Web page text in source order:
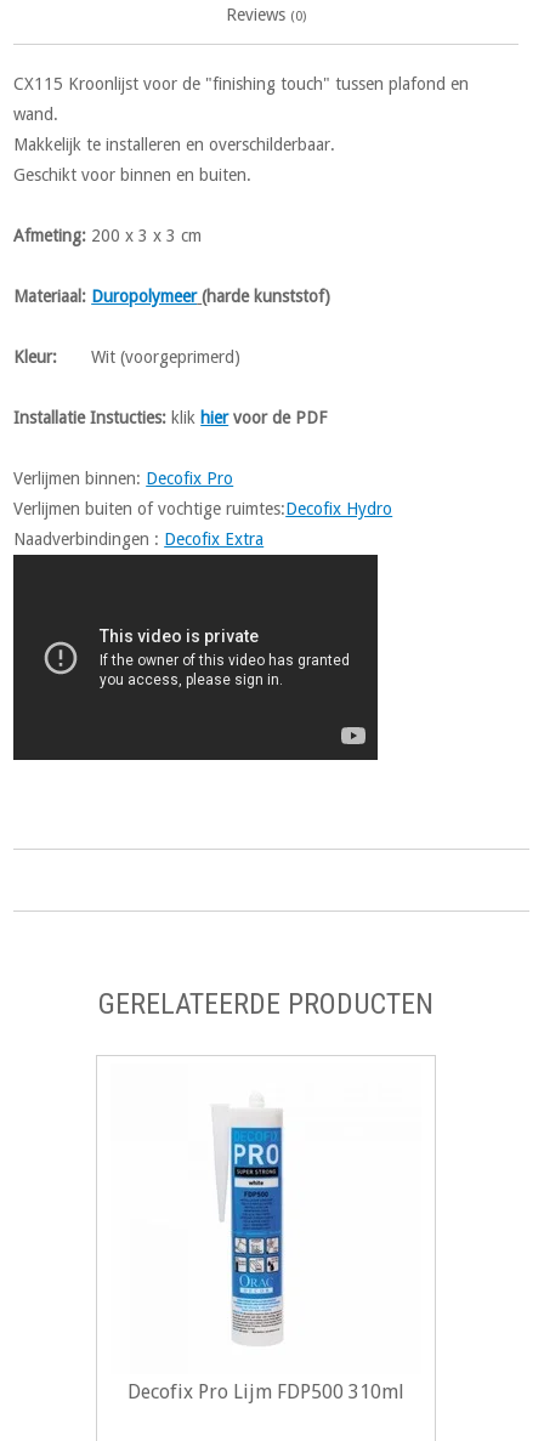
Reviews (0)
CX115 Kroonlijst voor de "finishing touch" tussen plafond en
wand.
Makkelijk te installeren en overschilderbaar.
Geschikt voor binnen en buiten.
Afmeting: 200 x 3 x 3 cm
Materiaal : Duropolymeer (harde kunststof)
Kleur:Wit (voorgeprimerd)
Installatie Instucties: klik hiervoor de PDF
Verlijmen binnen: Decofix Pro
Verlijmen buiten of vochtige ruimtes:Decofix Hydro
Naadverbindingen : Decofix Extra
GERELATEERDE PRODUCTEN
Decofix Pro Lijm FDP500 310ml